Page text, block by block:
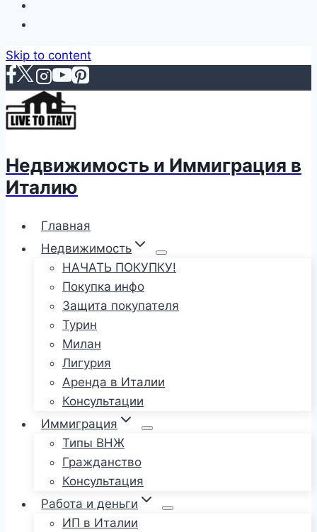
Skip to content
Недвижимость и Иммиграция в
Италию
Главная
Недвижимость
НАЧАТЬ ПОКУПКУ!
Покупка инфо
Защита покупателя
Турин
Милан
Лигурия
Аренда в Италии
Консультации
Иммиграция
Типы ВНЖ
Гражданство
Консультация
Работа и деньги
ИП в Италии